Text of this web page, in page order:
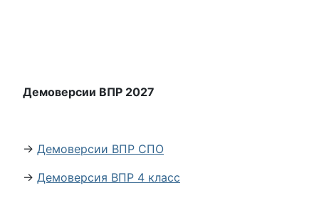
Демоверсии ВПР 2027
→ Демоверсии ВПР СПО
→ Демоверсия ВПР 4 класс